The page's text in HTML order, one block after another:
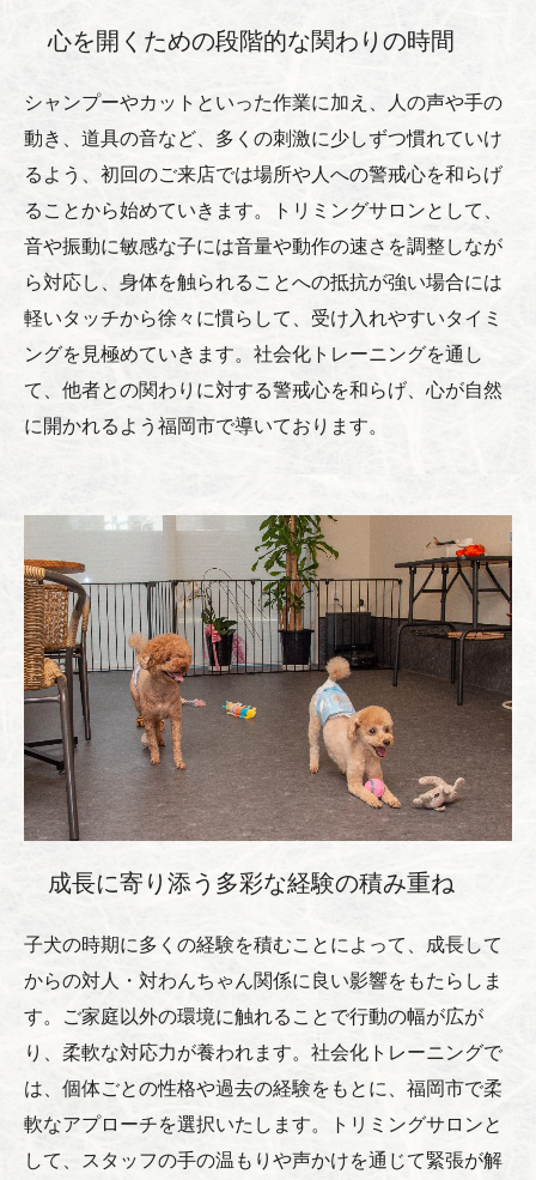
心を開くための段階的な関わりの時間
シャンプーやカットといった作業に加え、人の声や手の
動き、道具の音など、多くの刺激に少しずつ慣れていけ
るよう、初回のご来店では場所や人への警戒心を和らげ
ることから始めていきます。トリミングサロンとして、
音や振動に敏感な子には音量や動作の速さを調整しなが
ら対応し、身体を触られることへの抵抗が強い場合には
軽いタッチから徐々に慣らして、受け入れやすいタイミ
ングを見極めていきます。社会化トレーニングを通し
て、他者との関わりに対する警戒心を和らげ、心が自然
に開かれるよう福岡市で導いております。
成長に寄り添う多彩な経験の積み重ね
子犬の時期に多くの経験を積むことによって、成長して
からの対人・対わんちゃん関係に良い影響をもたらしま
す。ご家庭以外の環境に触れることで行動の幅が広が
り、柔軟な対応力が養われます。社会化トレーニングで
は、個体ごとの性格や過去の経験をもとに、福岡市で柔
軟なアプローチを選択いたします。トリミングサロンと
して、スタッフの手の温もりや声かけを通じて緊張が解